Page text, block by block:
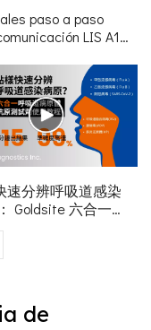
paso a paso
LIS A1C
速分辨呼吸道感染
Goldsite 六合一快
de